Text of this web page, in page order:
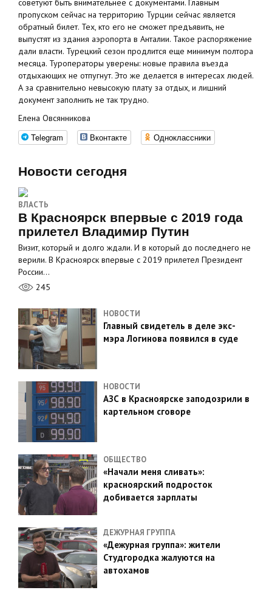
советуют быть внимательнее с документами. Главным
пропуском сейчас на территорию Турции сейчас является
обратный билет. Тех, кто его не сможет предъявить, не
выпустят из здания аэропорта в Анталии. Такое распоряжение
дали власти. Турецкий сезон продлится еще минимум полтора
месяца. Туроператоры уверены: новые правила въезда
отдыхающих не отпугнут. Это же делается в интересах людей.
А за сравнительно невысокую плату за отдых, и лишний
документ заполнить не так трудно.
Елена Овсянникова
Telegram Вконтакте Одноклассники
Новости сегодня
ВЛАСТЬ
В Красноярск впервые с 2019 года
прилетел Владимир Путин
Визит, который и долго ждали. И в который до последнего не
верили. В Красноярск впервые с 2019 прилетел Президент
России…
245
НОВОСТИ
Главный свидетель в деле экс-
мэра Логинова появился в суде
НОВОСТИ
АЗС в Красноярске заподозрили в
картельном сговоре
ОБЩЕСТВО
«Начали меня сливать»:
красноярский подросток
добивается зарплаты
ДЕЖУРНАЯ ГРУППА
«Дежурная группа»: жители
Студгородка жалуются на
автохамов